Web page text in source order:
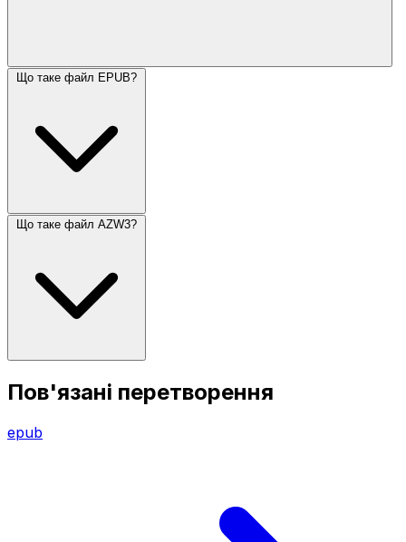
Що таке файл EPUB?
Що таке файл AZW3?
Пов'язані перетворення
epub